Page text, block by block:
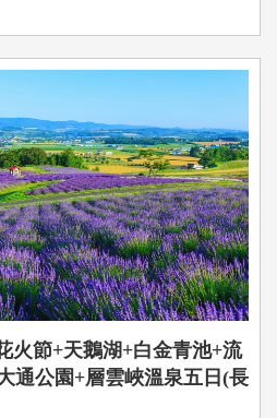
火節+天鵝湖+白金青池+流
通公園+層雲峽溫泉五日(長